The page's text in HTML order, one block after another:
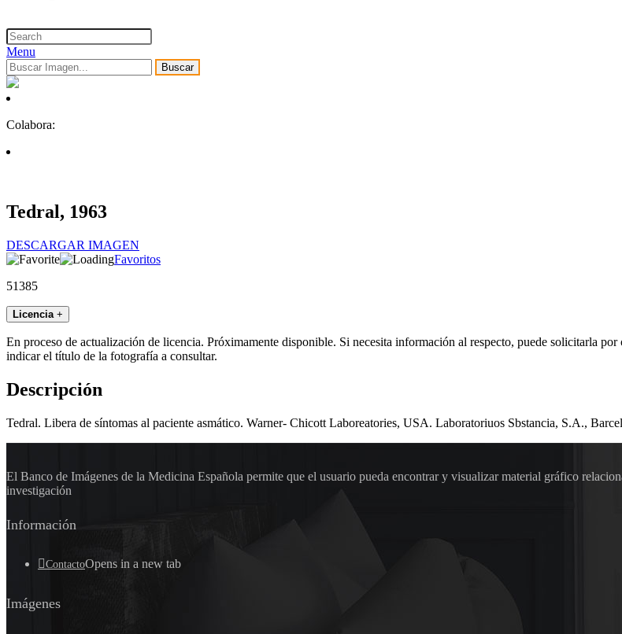
Menu
Buscar
Colabora:
Tedral, 1963
DESCARGAR IMAGEN
Favoritos
51385
Licencia +
En proceso de actualización de licencia. Próximamente disponible. Si necesita información al respecto, puede solicitarla
indicar el título de la fotografía a consultar.
Descripción
Tedral. Libera de síntomas al paciente asmático. Warner- Chicott Laboreatories, USA. Laboratoriuos Sbstancia, S.A.,
El Banco de Imágenes de la Medicina Española permite que el usuario pueda encontrar y visualizar material gráfico
investigación
Información
ContactoOpens in a new tab
Imágenes